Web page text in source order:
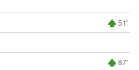
51'
87'